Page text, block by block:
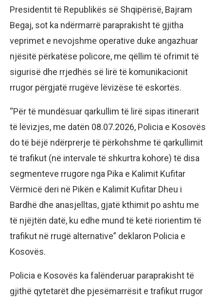
Presidentit të Republikës së Shqipërisë, Bajram
Begaj, sot ka ndërmarrë paraprakisht të gjitha
veprimet e nevojshme operative duke angazhuar
njësitë përkatëse policore, me qëllim të ofrimit të
sigurisë dhe rrjedhës së lirë të komunikacionit
rrugor përgjatë rrugëve lëvizëse të eskortës.
“Për të mundësuar qarkullim të lirë sipas itinerarit
të lëvizjes, me datën 08.07.2026, Policia e Kosovës
do të bëjë ndërprerje të përkohshme të qarkullimit
të trafikut (në intervale të shkurtra kohore) të disa
segmenteve rrugore nga Pika e Kalimit Kufitar
Vërmicë deri në Pikën e Kalimit Kufitar Dheu i
Bardhë dhe anasjelltas, gjatë kthimit po ashtu me
të njëjtën datë, ku edhe mund të ketë riorientim të
trafikut në rrugë alternative” deklaron Policia e
Kosovës.
Policia e Kosovës ka falënderuar paraprakisht të
gjithë qytetarët dhe pjesëmarrësit e trafikut rrugor